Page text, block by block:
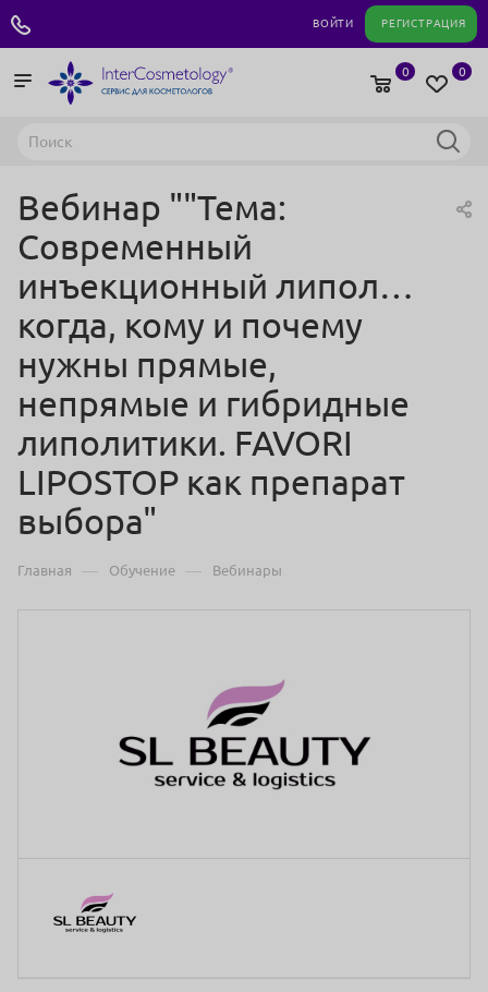
ВОЙТИ РЕГИСТРАЦИЯ
0
0
Вебинар ""Тема:
Современный
инъекционный липолиз:
когда, кому и почему
нужны прямые,
непрямые и гибридные
липолитики. FAVORI
LIPOSTOP как препарат
выбора"
Главная — Обучение — Вебинары